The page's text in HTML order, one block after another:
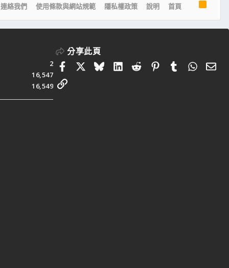
連絡我們 使用條款與網站規範 隱私權政策 說明 首頁
2
16,547
16,549
分享此頁
FacebookBlueskyLinkedIn
RedditPinterestTumblr 電
連結